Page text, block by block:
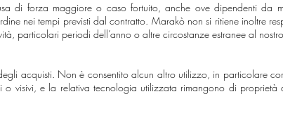
di forza maggiore o caso fortuito, anche ove dipendenti da
nei tempi previsti dal contratto. Marakò non si ritiene inoltre
particolari periodi dell’anno o altre circostanze estranee al
acquisti. Non è consentito alcun altro utilizzo, in particolare
o visivi, e la relativa tecnologia utilizzata rimangono di